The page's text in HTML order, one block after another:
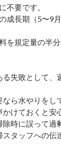
不要です。
成長期（5〜9
を規定量の半
失敗として、
ら水やりをし
けておくと安
除時に誤って過
タッフへの伝